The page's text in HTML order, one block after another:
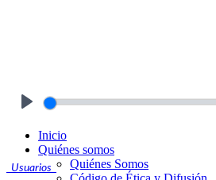
Usuarios
Inicio
Quiénes somos
Quiénes Somos